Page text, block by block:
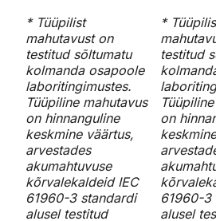
* Tüüpilist
mahutavust on
testitud sõltumatu
kolmanda osapoole
laboritingimustes.
Tüüpiline mahutavus
on hinnanguline
keskmine väärtus,
arvestades
akumahtuvuse
kõrvalekaldeid IEC
61960-3 standardi
alusel testitud
*
testitud
on
61960-3
alusel